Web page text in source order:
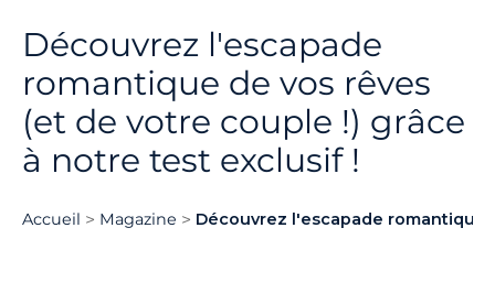
Découvrez l'escapade
romantique de vos rêves
(et de votre couple !) grâce
à notre test exclusif !
Accueil Magazine Découvrez l'escapade romantique